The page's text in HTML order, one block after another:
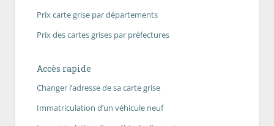
Prix carte grise par départements
Prix des cartes grises par préfectures
Accès rapide
Changer l’adresse de sa carte grise
Immatriculation d’un véhicule neuf